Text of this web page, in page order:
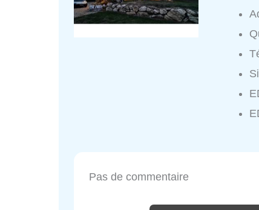
Pas de commentaire